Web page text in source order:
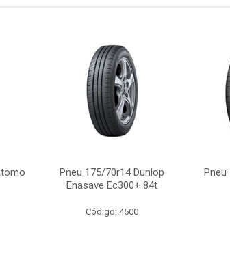
Pneu 175/70r14 Dunlop
Enasave Ec300+ 84t
Código: 4500
Pneu